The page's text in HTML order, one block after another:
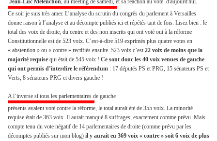
Jean-Luc Mélenchon, au meeting de samedi, et sa réaction au vote d'aujourd'hui.
Ce soir je suis très amer. L’analyse du scrutin du congrès du parlement à Versailles
donne raison à l’analyse et au décompte publiés ici et répétés tant de fois. Lisez bien : le
total des voix de droite, du centre et des non inscrits qui ont voté oui à la réforme
Constitutionnelle est de 523 voix. C’est-à-dire 519 exprimés plus quatre votes en
« abstention » ou « contre » rectifiés ensuite. 523 voix c’est 22 voix de moins que la
majorité requise qui était de 545 voix ! Ce sont donc les 40 voix venues de gauche
qui ont permis d’interdire le référendum : 17 députés PS et PRG, 15 sénateurs PS et
Verts, 8 sénateurs PRG et divers gauche !
A l’inverse si tous les parlementaires de gauche
présents avaient voté contre la réforme, le total aurait été de 355 voix. La minorité
requise était de 363 voix. Il aurait manqué 8 suffrages, exactement comme prévu. Mais
compte tenu du vote négatif de 14 parlementaires de droite (comme prévu par les
décomptes publiés sur mon blog) il y aurait eu 369 voix « contre » soit 6 voix de plus